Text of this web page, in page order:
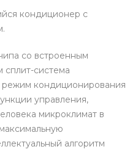
кондиционер с
со встроенным
сплит-система
режим кондиционирования
управления,
микроклимат в
алгоритм